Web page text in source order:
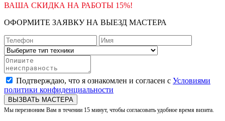
ВАША СКИДКА НА РАБОТЫ 15%!
ОФОРМИТЕ ЗАЯВКУ НА ВЫЕЗД МАСТЕРА
Подтверждаю, что я ознакомлен и согласен с Условиями
политики конфиденциальности
ВЫЗВАТЬ МАСТЕРА
Мы перезвоним Вам в течении 15 минут, чтобы согласовать удобное время визита.